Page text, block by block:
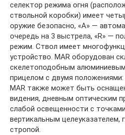
селектор режима огня
ствольной коробки) имеет
оружие безопасно, «A» —
очередь на 3 выстрела, «R» —
режим. Ствол имеет
устройство. MAR оборудован
скелетоподобным
прицелом с двумя
MAR также может быть
видения, дневным оптическим
слабой освещенности с
вертикальным целеуказателем,
стропой.